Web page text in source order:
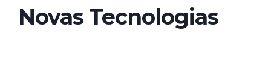
Novas Tecnologias